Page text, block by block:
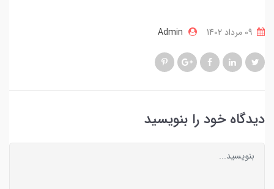
Admin
دیدگاه خود را بنویسید